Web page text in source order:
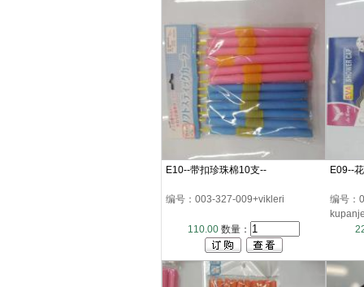
E10--带扣珍珠棉10支--
编号：003-327-009+vikleri
110.00 数量：
E09--
编号：